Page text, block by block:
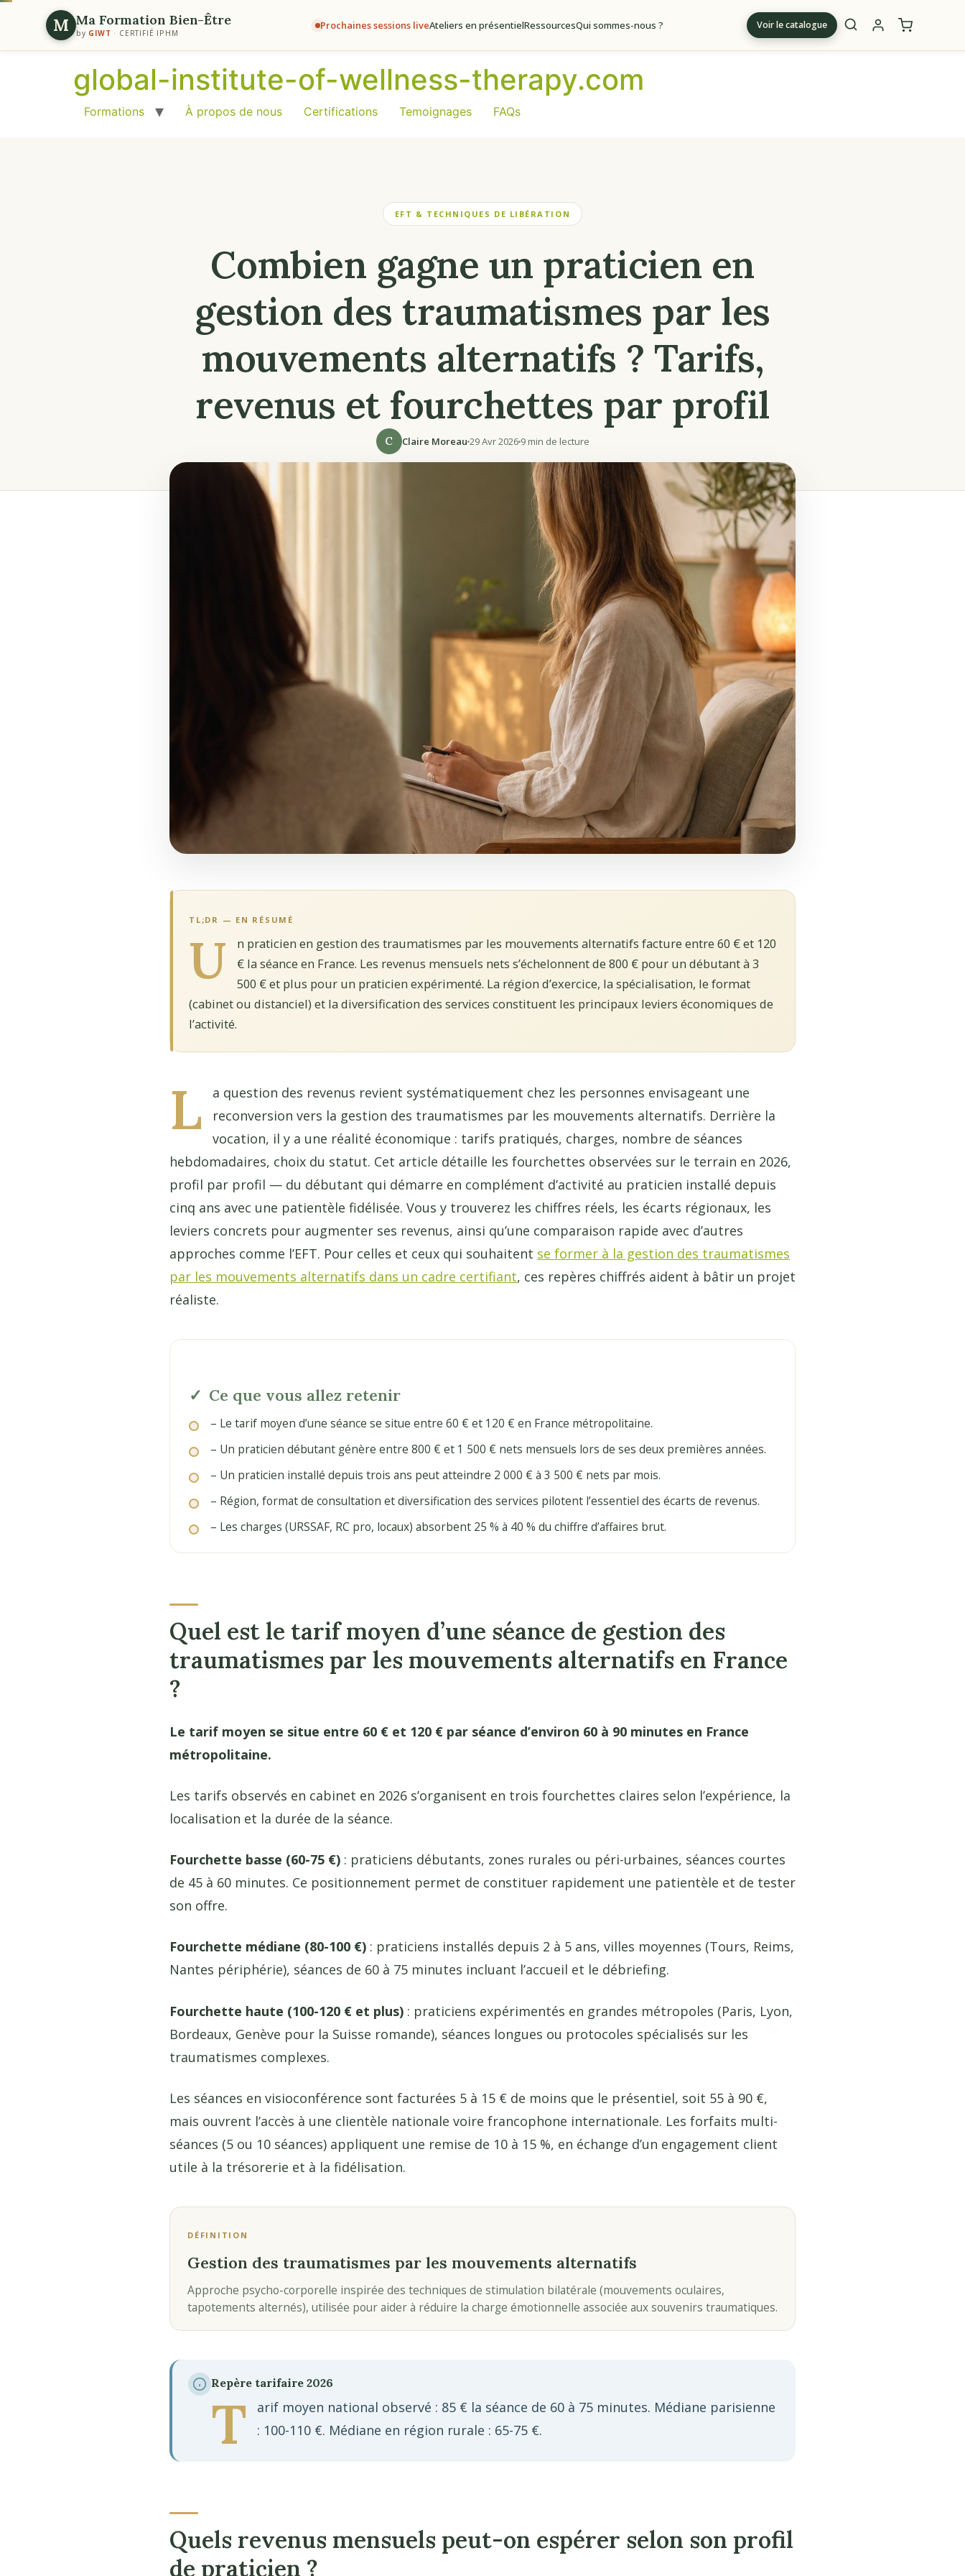
M Ma Formation Bien-Être
by GIWT · CERTIFIÉ IPHM
Prochaines sessions liveAteliers en présentielRessourcesQui sommes-nous ? Voir le catalogue
global-institute-of-wellness-therapy.com
Formations À propos de nous Certifications Temoignages FAQs
EFT & TECHNIQUES DE LIBÉRATION
Combien gagne un praticien en
gestion des traumatismes par les
mouvements alternatifs ? Tarifs,
revenus et fourchettes par profil
C Claire Moreau29 Avr 20269 min de lecture
TL;DR — EN RÉSUMÉ
U
n praticien en gestion des traumatismes par les mouvements alternatifs facture entre 60 € et 120
€ la séance en France. Les revenus mensuels nets s’échelonnent de 800 € pour un débutant à 3
500 € et plus pour un praticien expérimenté. La région d’exercice, la spécialisation, le format
(cabinet ou distanciel) et la diversification des services constituent les principaux leviers économiques de
l’activité.
L
a question des revenus revient systématiquement chez les personnes envisageant une
reconversion vers la gestion des traumatismes par les mouvements alternatifs. Derrière la
vocation, il y a une réalité économique : tarifs pratiqués, charges, nombre de séances
hebdomadaires, choix du statut. Cet article détaille les fourchettes observées sur le terrain en 2026,
profil par profil — du débutant qui démarre en complément d’activité au praticien installé depuis
cinq ans avec une patientèle fidélisée. Vous y trouverez les chiffres réels, les écarts régionaux, les
leviers concrets pour augmenter ses revenus, ainsi qu’une comparaison rapide avec d’autres
approches comme l’EFT. Pour celles et ceux qui souhaitent se former à la gestion des traumatismes
par les mouvements alternatifs dans un cadre certifiant, ces repères chiffrés aident à bâtir un projet
réaliste.
Ce que vous allez retenir
– Le tarif moyen d’une séance se situe entre 60 € et 120 € en France métropolitaine.
– Un praticien débutant génère entre 800 € et 1 500 € nets mensuels lors de ses deux premières années.
– Un praticien installé depuis trois ans peut atteindre 2 000 € à 3 500 € nets par mois.
– Région, format de consultation et diversification des services pilotent l’essentiel des écarts de revenus.
– Les charges (URSSAF, RC pro, locaux) absorbent 25 % à 40 % du chiffre d’affaires brut.
Quel est le tarif moyen d’une séance de gestion des
traumatismes par les mouvements alternatifs en France
?
Le tarif moyen se situe entre 60 € et 120 € par séance d’environ 60 à 90 minutes en France
métropolitaine.
Les tarifs observés en cabinet en 2026 s’organisent en trois fourchettes claires selon l’expérience, la
localisation et la durée de la séance.
Fourchette basse (60-75 €) : praticiens débutants, zones rurales ou péri-urbaines, séances courtes
de 45 à 60 minutes. Ce positionnement permet de constituer rapidement une patientèle et de tester
son offre.
Fourchette médiane (80-100 €) : praticiens installés depuis 2 à 5 ans, villes moyennes (Tours, Reims,
Nantes périphérie), séances de 60 à 75 minutes incluant l’accueil et le débriefing.
Fourchette haute (100-120 € et plus) : praticiens expérimentés en grandes métropoles (Paris, Lyon,
Bordeaux, Genève pour la Suisse romande), séances longues ou protocoles spécialisés sur les
traumatismes complexes.
Les séances en visioconférence sont facturées 5 à 15 € de moins que le présentiel, soit 55 à 90 €,
mais ouvrent l’accès à une clientèle nationale voire francophone internationale. Les forfaits multi-
séances (5 ou 10 séances) appliquent une remise de 10 à 15 %, en échange d’un engagement client
utile à la trésorerie et à la fidélisation.
DÉFINITION
Gestion des traumatismes par les mouvements alternatifs
Approche psycho-corporelle inspirée des techniques de stimulation bilatérale (mouvements oculaires,
tapotements alternés), utilisée pour aider à réduire la charge émotionnelle associée aux souvenirs traumatiques.
Repère tarifaire 2026
T
arif moyen national observé : 85 € la séance de 60 à 75 minutes. Médiane parisienne
: 100-110 €. Médiane en région rurale : 65-75 €.
Quels revenus mensuels peut-on espérer selon son profil
de praticien ?